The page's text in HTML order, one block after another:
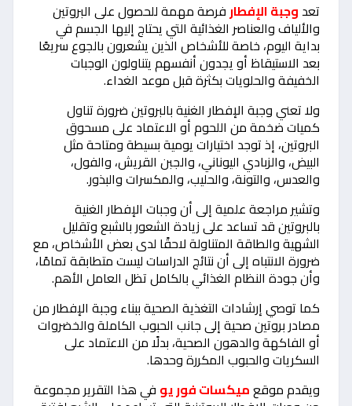
تعد وجبة الإفطارفرصة مهمة للحصول على البروتين
والألياف والعناصر الغذائية التي يحتاج إليها الجسم في
بداية اليوم، خاصة للأشخاص الذين يشعرون بالجوع سريعًا
بعد الاستيقاظ أو يجدون أنفسهم يتناولون الوجبات
الخفيفة والحلويات بكثرة قبل موعد الغداء.
ولا تعني وجبة الإفطار الغنية بالبروتين ضرورة تناول
كميات ضخمة من اللحوم أو الاعتماد على مسحوق
البروتين، إذ توجد اختيارات يومية بسيطة ومتاحة مثل
البيض، والزبادي اليوناني، والجبن القريش، والفول،
والعدس، والتونة، والحليب، والمكسرات والبذور.
وتشير مراجعة علمية إلى أن وجبات الإفطار الغنية
بالبروتين قد تساعد على زيادة الشعور بالشبع وتقليل
الشهية والطاقة المتناولة لاحقًا لدى بعض الأشخاص، مع
ضرورة الانتباه إلى أن نتائج الدراسات ليست متطابقة تمامًا،
وأن جودة النظام الغذائي بالكامل تظل العامل الأهم.
كما توصي إرشادات التغذية الصحية ببناء وجبة الإفطار من
مصادر بروتين صحية إلى جانب الحبوب الكاملة والخضروات
أو الفاكهة والدهون الصحية، بدلًا من الاعتماد على
السكريات والحبوب المكررة وحدها.
ويقدم موقعميكسات فور يو في هذا التقرير مجموعة